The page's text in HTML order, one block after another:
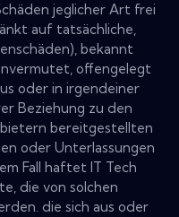
jeglicher Art frei
auf tatsächliche,
bekannt
offengelegt
oder in irgendeiner
Beziehung zu den
bereitgestellten
oder Unterlassungen
Fall haftet IT Tech
die von solchen
die sich aus oder